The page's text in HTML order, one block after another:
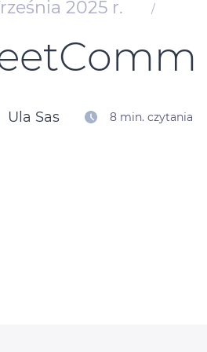
2025 r. /
Ula Sas 8 min. czytania